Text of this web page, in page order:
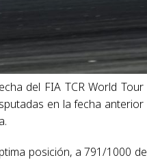
del FIA TCR World
en la fecha
posición, a 791/1000